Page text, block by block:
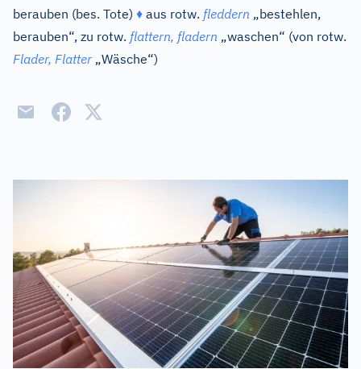
berauben (bes. Tote) ♦ aus rotw. fleddern „bestehlen,
berauben“, zu rotw. flattern, fladern „waschen“ (von rotw.
Flader, Flatter „Wäsche“)